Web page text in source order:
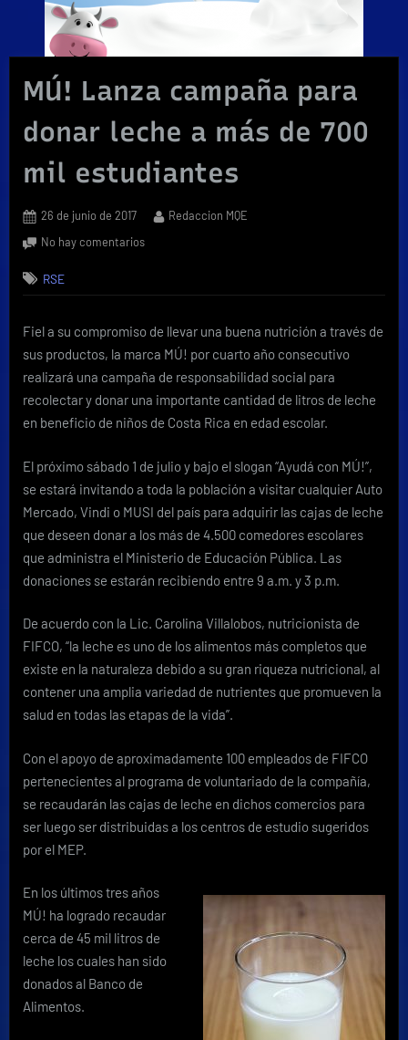
MÚ! Lanza campaña para
donar leche a más de 700
mil estudiantes
Posted
on
26 de junio de 2017 By
Redaccion MQE
No hay comentariosen
campaña
donar
leche
a
más
700
estudiantes
RSE
Fiel a su compromiso de llevar una buena nutrición a través de
sus productos, la marca MÚ! por cuarto año consecutivo
realizará una campaña de responsabilidad social para
recolectar y donar una importante cantidad de litros de leche
en beneficio de niños de Costa Rica en edad escolar.
El próximo sábado 1 de julio y bajo el slogan “Ayudá con MÚ!”,
se estará invitando a toda la población a visitar cualquier Auto
Mercado, Vindi o MUSI del país para adquirir las cajas de leche
que deseen donar a los más de 4.500 comedores escolares
que administra el Ministerio de Educación Pública. Las
donaciones se estarán recibiendo entre 9 a.m. y 3 p.m.
De acuerdo con la Lic. Carolina Villalobos, nutricionista de
FIFCO, “la leche es uno de los alimentos más completos que
existe en la naturaleza debido a su gran riqueza nutricional, al
contener una amplia variedad de nutrientes que promueven la
salud en todas las etapas de la vida”.
Con el apoyo de aproximadamente 100 empleados de FIFCO
pertenecientes al programa de voluntariado de la compañía,
se recaudarán las cajas de leche en dichos comercios para
ser luego ser distribuidas a los centros de estudio sugeridos
por el MEP.
En los últimos tres años
MÚ! ha logrado recaudar
cerca de 45 mil litros de
leche los cuales han sido
donados al Banco de
Alimentos.